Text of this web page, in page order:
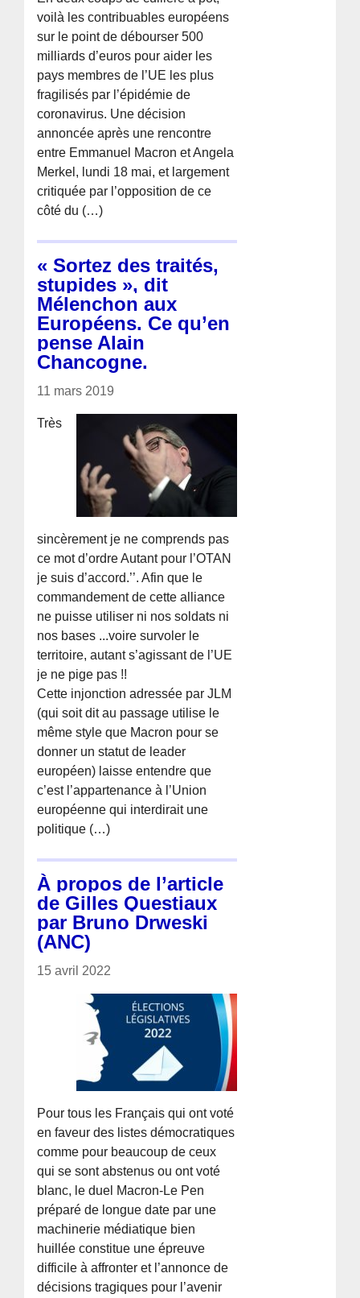
voilà les contribuables européens
sur le point de débourser 500
milliards d’euros pour aider les
pays membres de l’UE les plus
fragilisés par l’épidémie de
coronavirus. Une décision
annoncée après une rencontre
entre Emmanuel Macron et Angela
Merkel, lundi 18 mai, et largement
critiquée par l’opposition de ce
côté du (…)
« Sortez des traités,
stupides », dit
Mélenchon aux
Européens. Ce qu’en
pense Alain
Chancogne.
11 mars 2019
Très
sincèrement je ne comprends pas
ce mot d’ordre Autant pour l’OTAN
je suis d’accord.’’. Afin que le
commandement de cette alliance
ne puisse utiliser ni nos soldats ni
nos bases ...voire survoler le
territoire, autant s’agissant de l’UE
je ne pige pas !!
Cette injonction adressée par JLM
(qui soit dit au passage utilise le
même style que Macron pour se
donner un statut de leader
européen) laisse entendre que
c’est l’appartenance à l’Union
européenne qui interdirait une
politique (…)
À propos de l’article
de Gilles Questiaux
par Bruno Drweski
(ANC)
15 avril 2022
Pour tous les Français qui ont voté
en faveur des listes démocratiques
comme pour beaucoup de ceux
qui se sont abstenus ou ont voté
blanc, le duel Macron-Le Pen
préparé de longue date par une
machinerie médiatique bien
huillée constitue une épreuve
difficile à affronter et l’annonce de
décisions tragiques pour l’avenir